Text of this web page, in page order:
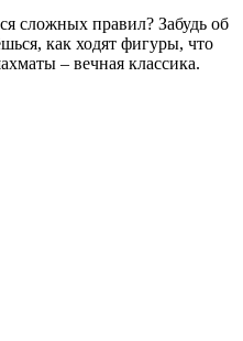
сложных правил? Забудь об
как ходят фигуры, что
– вечная классика.